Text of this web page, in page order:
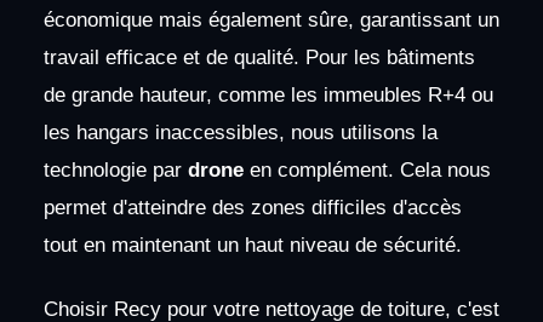
économique mais également sûre, garantissant un
travail efficace et de qualité. Pour les bâtiments
de grande hauteur, comme les immeubles R+4 ou
les hangars inaccessibles, nous utilisons la
technologie par droneen complément. Cela nous
permet d'atteindre des zones difficiles d'accès
tout en maintenant un haut niveau de sécurité.
Choisir Recy pour votre nettoyage de toiture, c'est